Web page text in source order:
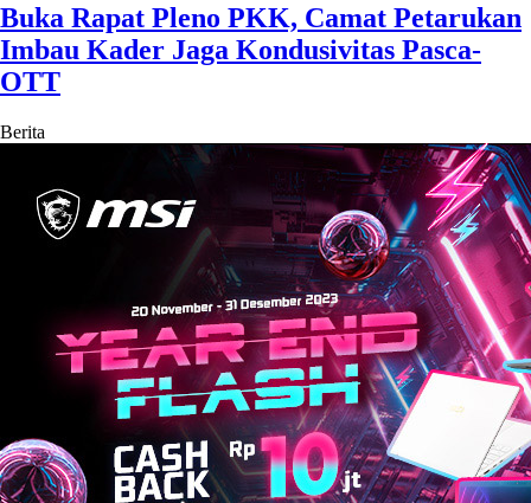
Buka Rapat Pleno PKK, Camat Petarukan
Imbau Kader Jaga Kondusivitas Pasca-
OTT
Berita